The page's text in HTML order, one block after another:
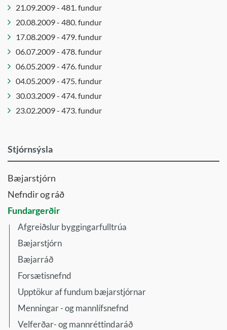
mannréttindaráð
Jafnréttisnefnd
Kjaranefnd
Lista- og
menningarráð
Menningar-
og
byggingarfulltrúa
vegna
tilflutnings
fatlaðra
Skipulagsnefnd
Skipulagsráð
Skólanefnd
Umferðarnefnd
Umhverfis-
og
samgöngunefnd
Umhverfisráð
Upplýsingatæknideild
- kynning
21.09.2009 - 481. fundur
20.08.2009 - 480. fundur
17.08.2009 - 479. fundur
06.07.2009 - 478. fundur
06.05.2009 - 476. fundur
04.05.2009 - 475. fundur
30.03.2009 - 474. fundur
23.02.2009 - 473. fundur
Stjórnsýsla
Bæjarstjórn
Nefndir og ráð
Fundargerðir
Afgreiðslur byggingarfulltrúa
Bæjarstjórn
Bæjarráð
Forsætisnefnd
Upptökur af fundum bæjarstjórnar
Menningar - og mannlífsnefnd
Velferðar- og mannréttindaráð